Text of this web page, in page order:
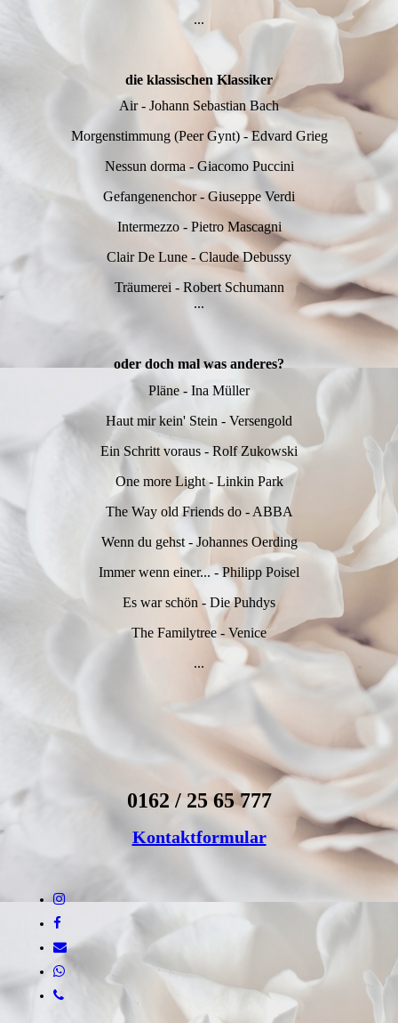
...
die klassischen Klassiker
Air - Johann Sebastian Bach
Morgenstimmung (Peer Gynt) - Edvard Grieg
Nessun dorma - Giacomo Puccini
Gefangenenchor - Giuseppe Verdi
Intermezzo - Pietro Mascagni
Clair De Lune - Claude Debussy
Träumerei - Robert Schumann
...
oder doch mal was anderes?
Pläne - Ina Müller
Haut mir kein' Stein - Versengold
Ein Schritt voraus - Rolf Zukowski
One more Light - Linkin Park
The Way old Friends do - ABBA
Wenn du gehst - Johannes Oerding
Immer wenn einer... - Philipp Poisel
Es war schön - Die Puhdys
The Familytree - Venice
...
0162 / 25 65 777
Kontaktformular